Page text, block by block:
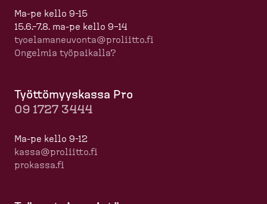
Ma-pe kello 9-15
15.6.–7.8. ma-pe kello 9–14
tyoela­ma­neuvonta@proliitto.fi
Ongelmia työpaikalla?
Työttö­myyskassa Pro
09 1727 3444
Ma-pe kello 9-12
kassa@proliitto.fi
prokassa.fi